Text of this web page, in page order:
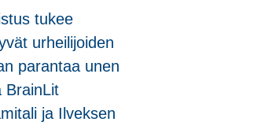
tukee
urheilijoiden
parantaa unen
BrainLit
ja Ilveksen